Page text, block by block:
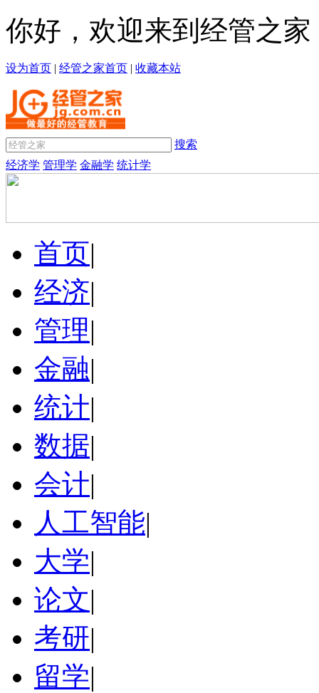
你好，欢迎来到经管之家
设为首页 | 经管之家首页 | 收藏本站
搜索
经济学 管理学 金融学 统计学
首页|
经济|
管理|
金融|
统计|
数据|
会计|
人工智能|
大学|
论文|
考研|
留学|